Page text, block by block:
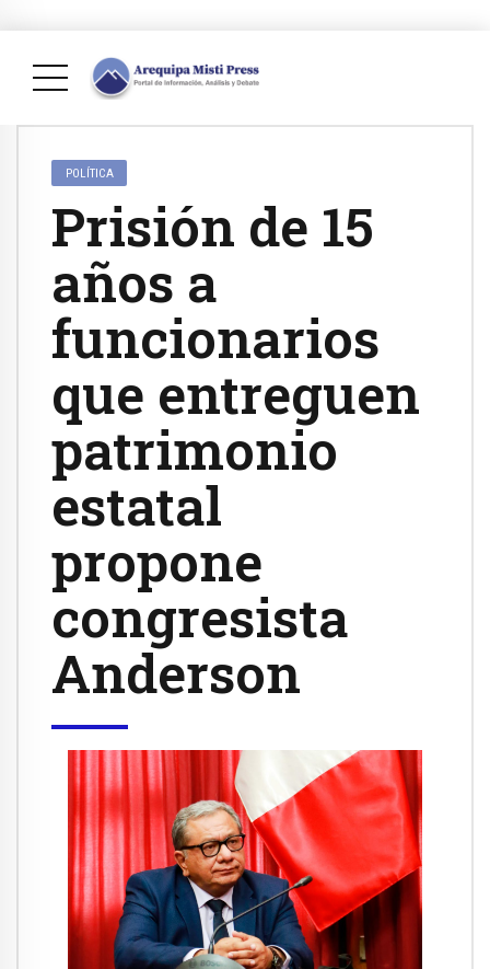
POLÍTICA
Prisión de 15
años a
funcionarios
que entreguen
patrimonio
estatal
propone
congresista
Anderson